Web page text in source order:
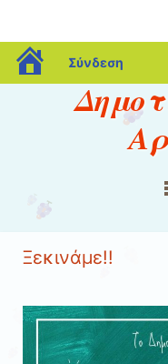
blogs.sch.gr
Σύνδεση
Μετάβαση στο
Ξεκινάμε!!